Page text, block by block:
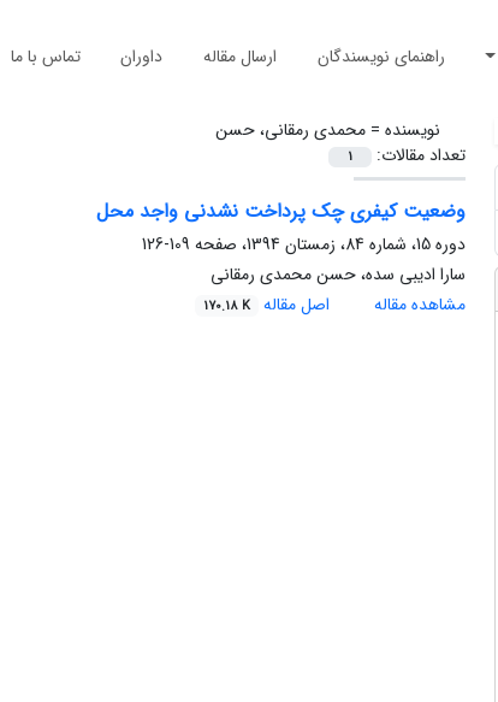
راهنمای نویسندگان ارسال مقاله داوران تماس با ما
نویسنده =محمدی رمقانی، حسن
تعداد مقالات:
1
وضعیت کیفری چک پرداخت نشدنی واجد محل
دوره 15، شماره 84، زمستان 1394، صفحه
109-126
سارا ادیبی سده، حسن محمدی رمقانی
مشاهده مقاله
اصل مقاله 170.18 K